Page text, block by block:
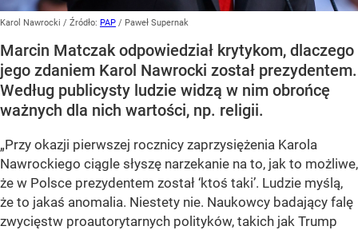
Karol Nawrocki / Źródło: PAP / Paweł Supernak
Marcin Matczak odpowiedział krytykom, dlaczego
jego zdaniem Karol Nawrocki został prezydentem.
Według publicysty ludzie widzą w nim obrońcę
ważnych dla nich wartości, np. religii.
„Przy okazji pierwszej rocznicy zaprzysiężenia Karola
Nawrockiego ciągle słyszę narzekanie na to, jak to możliwe,
że w Polsce prezydentem został ‘ktoś taki’. Ludzie myślą,
że to jakaś anomalia. Niestety nie. Naukowcy badający falę
zwycięstw proautorytarnych polityków, takich jak Trump